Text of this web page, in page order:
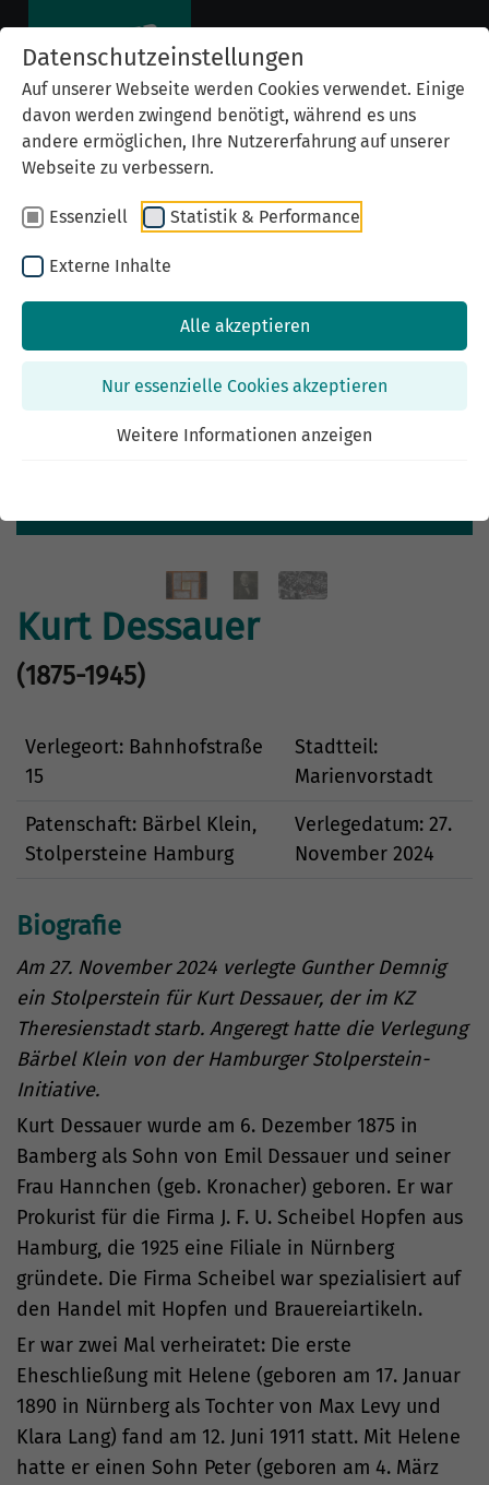
Datenschutzeinstellungen
Auf unserer Webseite werden Cookies verwendet. Einige
davon werden zwingend benötigt, während es uns
andere ermöglichen, Ihre Nutzererfahrung auf unserer
Webseite zu verbessern.
Essenziell Statistik & Performance
Externe Inhalte
Alle akzeptieren
Nur essenzielle Cookies akzeptieren
Weitere Informationen anzeigen
Previous
Kurt Dessauer
(1875-1945)
Verlegeort: Bahnhofstraße
15
Stadtteil:
Marienvorstadt
Patenschaft: Bärbel Klein,
Stolpersteine Hamburg
Verlegedatum: 27.
November 2024
Biografie
Am 27. November 2024 verlegte Gunther Demnig
ein Stolperstein für Kurt Dessauer, der im KZ
Theresienstadt starb. Angeregt hatte die Verlegung
Bärbel Klein von der Hamburger Stolperstein-
Initiative.
Kurt Dessauer wurde am 6. Dezember 1875 in
Bamberg als Sohn von Emil Dessauer und seiner
Frau Hannchen (geb. Kronacher) geboren. Er war
Prokurist für die Firma J. F. U. Scheibel Hopfen aus
Hamburg, die 1925 eine Filiale in Nürnberg
gründete. Die Firma Scheibel war spezialisiert auf
den Handel mit Hopfen und Brauereiartikeln.
Er war zwei Mal verheiratet: Die erste
Eheschließung mit Helene (geboren am 17. Januar
1890 in Nürnberg als Tochter von Max Levy und
Klara Lang) fand am 12. Juni 1911 statt. Mit Helene
hatte er einen Sohn Peter (geboren am 4. März